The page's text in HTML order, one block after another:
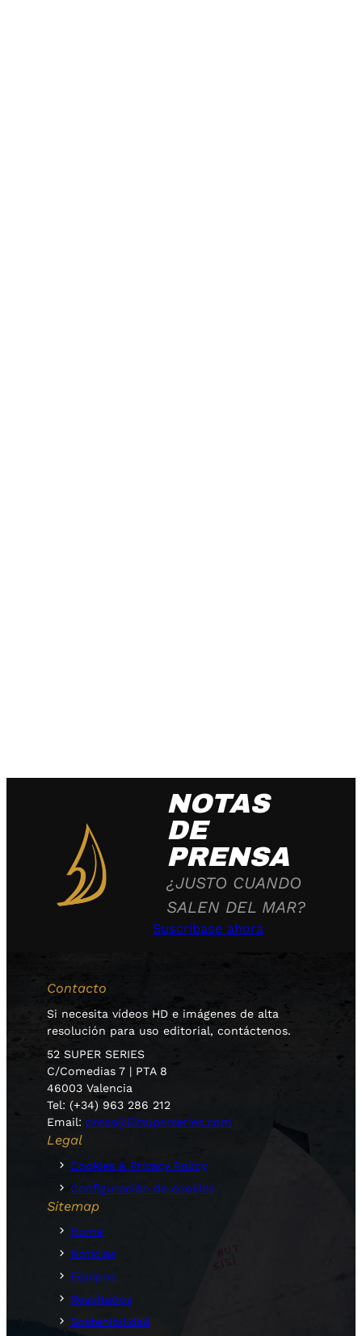
NOTAS
DE
PRENSA
¿JUSTO CUANDO
SALEN DEL MAR?
Suscríbase ahora
Contacto
Si necesita vídeos HD e imágenes de alta
resolución para uso editorial, contáctenos.
52 SUPER SERIES
C/Comedias 7 | PTA 8
46003 Valencia
Tel: (+34) 963 286 212
Email: press@52superseries.com
Legal
Cookies & Privacy Policy
Configuración de cookies
Sitemap
Home
Noticias
Equipos
Resultados
Sostenibilidad